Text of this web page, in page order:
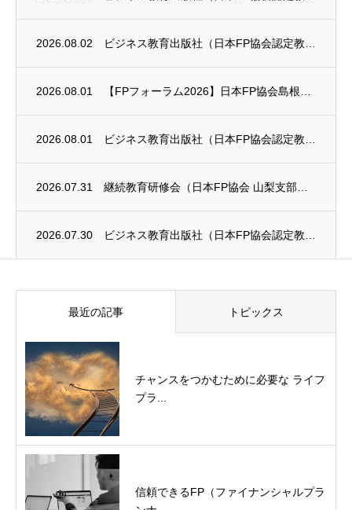
2026.08.02
2026.08.01
2026.08.01
2026.07.31
2026.07.30
最近の記事 トピックス
チャンスをつかむために必要な ライフ
プラ...
信頼できるFP（ファイナンシャルプラ